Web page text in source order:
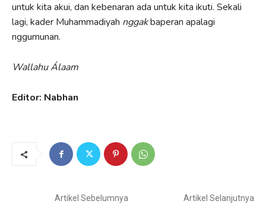
untuk kita akui, dan kebenaran ada untuk kita ikuti. Sekali
lagi, kader Muhammadiyah nggakbaperan apalagi
nggumunan.
Wallahu Álaam
Editor: Nabhan
Artikel Sebelumnya
Artikel Selanjutnya